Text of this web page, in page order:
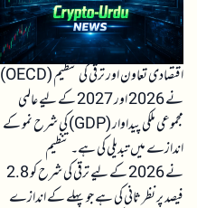
اقتصادی تعاون اور ترقی کی تنظیم (OECD)
نے 2026 اور 2027 کے لیے عالمی
مجموعی ملکی پیداوار (GDP) کی شرح نمو کے
اندازے میں تبدیلی کی ہے۔ تنظیم
نے 2026 کے لیے ترقی کی شرح کو 2.8
فیصد پر نظر ثانی کی ہے جو پہلے کے اندازے